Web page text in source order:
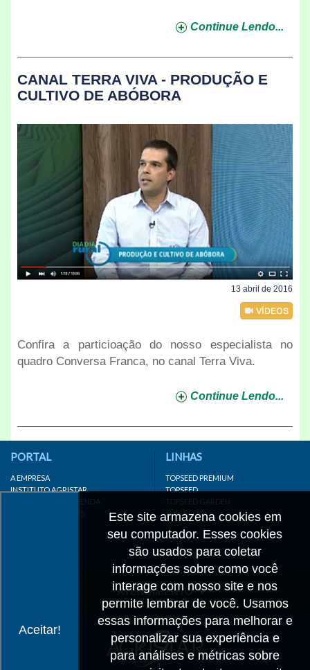
Continue Lendo...
CANAL TERRA VIVA - PRODUÇÃO E
CULTIVO DE ABÓBORA
13 abril de 2016
Confira a particioação do nosso especialista no
quadro Conversa Franca, no canal Terra Viva.
Continue Lendo...
Aceitar!
Este site armazena cookies em
seu computador. Esses cookies
são usados para coletar
informações sobre como você
interage com nosso site e nos
permite lembrar de você. Usamos
essas informações para melhorar e
personalizar sua experiência e
para análises e métricas sobre
PORTAL
A EMPRESA
INSTITUTO AGRISTAR
DISTRIBUIDOR/REVENDA
LINKS IMPORTANTES
LINHAS
TOPSEED PREMIUM
TOPSEED
TOPSEED GARDEN
SUPERSEED
ATENDIMENTO